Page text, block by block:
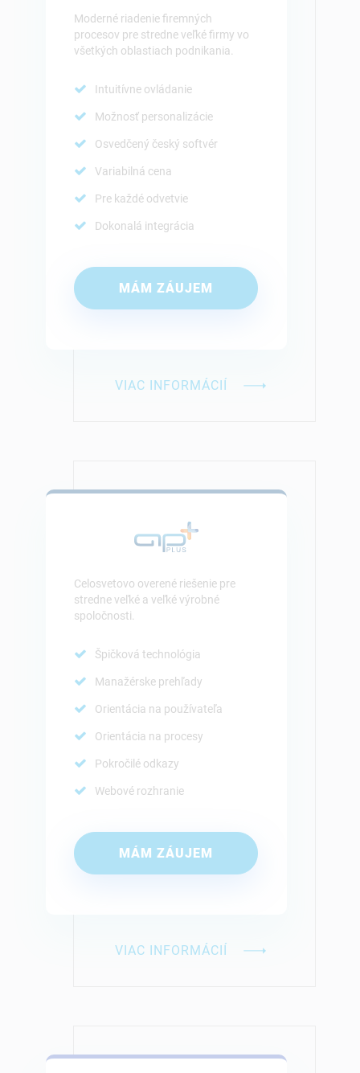
Moderné riadenie firemných
procesov pre stredne veľké firmy vo
všetkých oblastiach podnikania.
Intuitívne ovládanie
Možnosť personalizácie
Osvedčený český softvér
Variabilná cena
Pre každé odvetvie
Dokonalá integrácia
MÁM ZÁUJEM
VIAC INFORMÁCIÍ
Celosvetovo overené riešenie pre
stredne veľké a veľké výrobné
spoločnosti.
Špičková technológia
Manažérske prehľady
Orientácia na používateľa
Orientácia na procesy
Pokročilé odkazy
Webové rozhranie
MÁM ZÁUJEM
VIAC INFORMÁCIÍ